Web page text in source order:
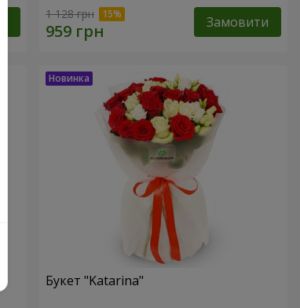
1 128 грн Замовити
Букет "Katarina"